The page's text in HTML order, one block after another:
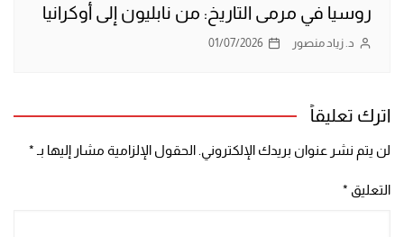
روسيا في مرمى التاريخ: من نابليون إلى أوكرانيا
د. زياد منصور 01/07/2026
اترك تعليقاً
لن يتم نشر عنوان بريدك الإلكتروني. الحقول الإلزامية مشار إليها بـ *
التعليق *